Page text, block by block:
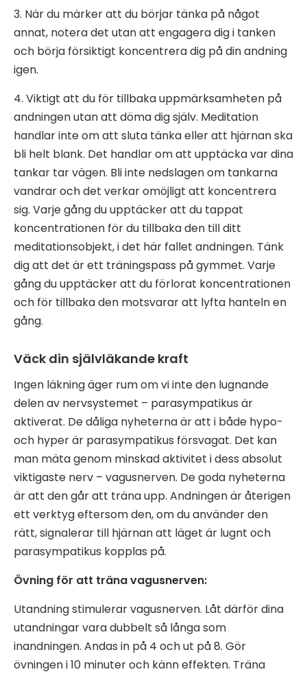
3. När du märker att du börjar tänka på något
annat, notera det utan att engagera dig i tanken
och börja försiktigt koncentrera dig på din andning
igen.
4. Viktigt att du för tillbaka uppmärksamheten på
andningen utan att döma dig själv. Meditation
handlar inte om att sluta tänka eller att hjärnan ska
bli helt blank. Det handlar om att upptäcka var dina
tankar tar vägen. Bli inte nedslagen om tankarna
vandrar och det verkar omöjligt att koncentrera
sig. Varje gång du upptäcker att du tappat
koncentrationen för du tillbaka den till ditt
meditationsobjekt, i det här fallet andningen. Tänk
dig att det är ett träningspass på gymmet. Varje
gång du upptäcker att du förlorat koncentrationen
och för tillbaka den motsvarar att lyfta hanteln en
gång.
Väck din självläkande kraft
Ingen läkning äger rum om vi inte den lugnande
delen av nervsystemet – parasympatikus är
aktiverat. De dåliga nyheterna är att i både hypo-
och hyper är parasympatikus försvagat. Det kan
man mäta genom minskad aktivitet i dess absolut
viktigaste nerv – vagusnerven. De goda nyheterna
är att den går att träna upp. Andningen är återigen
ett verktyg eftersom den, om du använder den
rätt, signalerar till hjärnan att läget är lugnt och
parasympatikus kopplas på.
Övning för att träna vagusnerven:
Utandning stimulerar vagusnerven. Låt därför dina
utandningar vara dubbelt så långa som
inandningen. Andas in på 4 och ut på 8. Gör
övningen i 10 minuter och känn effekten. Träna